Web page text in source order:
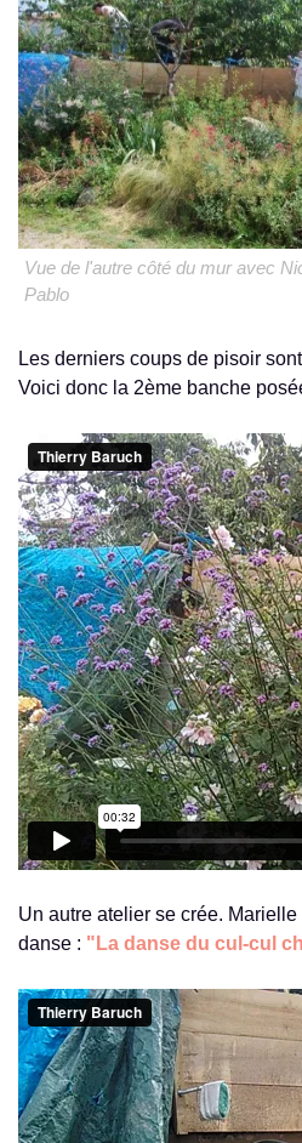
Vue de l'autre côté du mur avec
Pablo
Les derniers coups de pisoir
Voici donc la 2ème banche
Un autre atelier se crée.
danse : "La danse du cul-cul